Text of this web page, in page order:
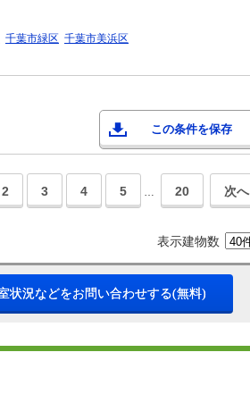
千葉市緑区 千葉市美浜区
この条件を保存
2 3 4 5 … 20 次へ
表示建物数
状況などをお問い合わせする(無料)